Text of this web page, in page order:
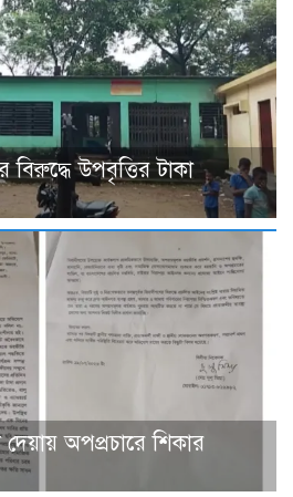
বিরুদ্ধে উপবৃত্তির টাকা
দেয়ায় অপপ্রচারে শিকার